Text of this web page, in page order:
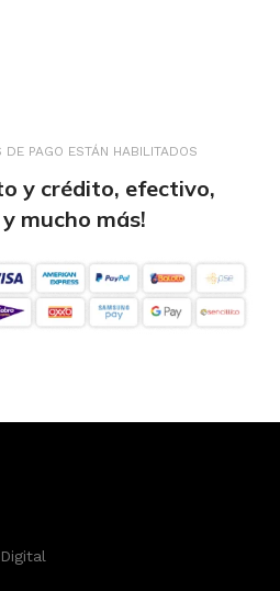
PAGO ESTÁN HABILITADOS
y crédito, efectivo,
mucho más!